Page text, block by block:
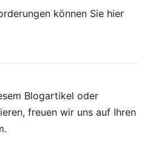
können Sie hier
Blogartikel oder
freuen wir uns auf Ihren
.